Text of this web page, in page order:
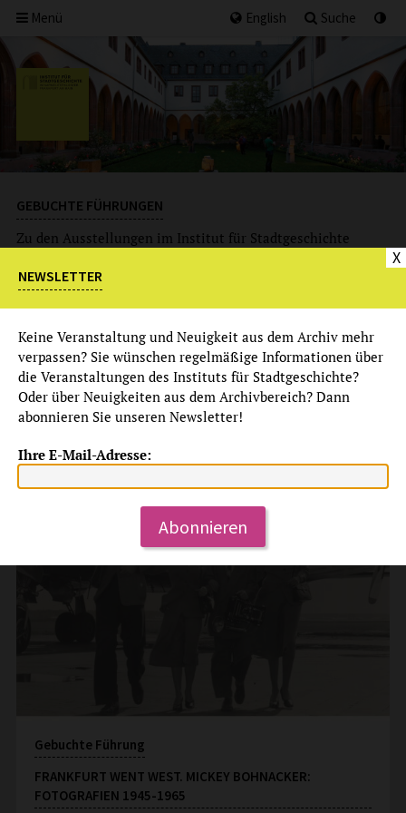
Menü English Suche
GEBUCHTE FÜHRUNGEN
Zu den Ausstellungen im Institut für Stadtgeschichte
vereinbart und gebucht werden.
Termine zuregulären Ausstellungsführungenfinden Sie
Dauerangebot
Gebuchte Führung
FRANKFURT WENT WEST. MICKEY BOHNACKER:
FOTOGRAFIEN 1945-1965
X
NEWSLETTER
Keine Veranstaltung und Neuigkeit aus dem Archiv mehr
verpassen? Sie wünschen regelmäßige Informationen über
die Veranstaltungen des Instituts für Stadtgeschichte?
Oder über Neuigkeiten aus dem Archivbereich? Dann
abonnieren Sie unseren Newsletter!
Ihre E-Mail-Adresse:
Abonnieren